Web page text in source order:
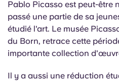
Pablo Picasso est peut-être
passé une partie de sa
étudié l'art. Le musée
du Born, retrace cette
importante collection
Il y a aussi une réduction